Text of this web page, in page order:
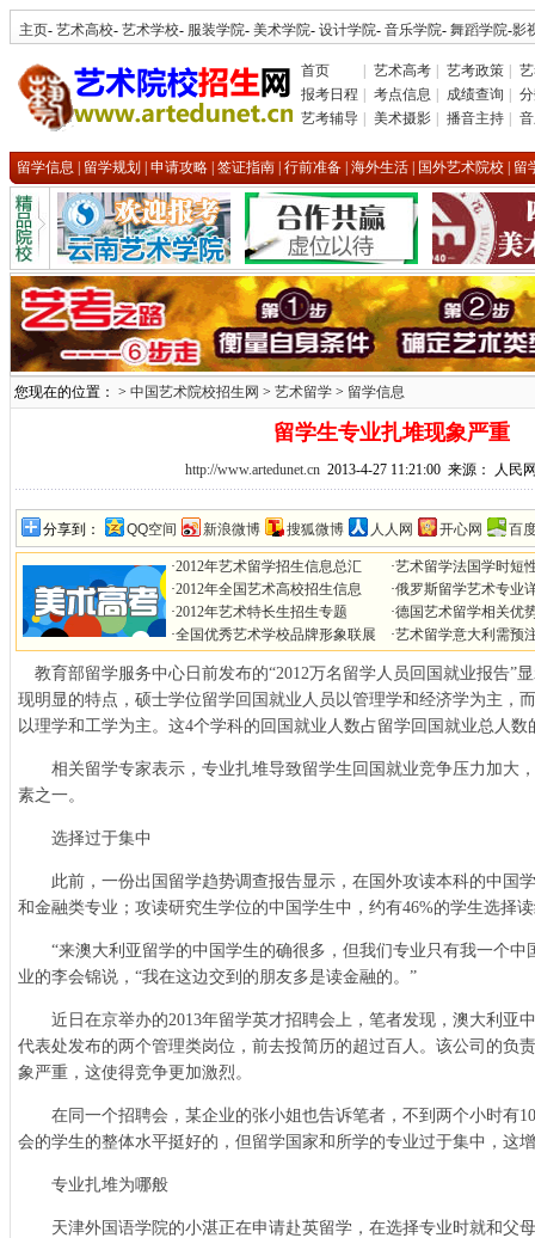
主页- 艺术高校- 艺术学校- 服装学院- 美术学院- 设计学院- 音乐学院- 舞蹈学院-影
首页 艺术高考 艺考政策
报考日程
考点信息 成绩查询
艺考辅导
美术摄影 播音主持
留学信息 留学规划 申请攻略 签证指南 行前准备 海外生活 国外艺术院校 留
您现在的位置： > 中国艺术院校招生网 > 艺术留学 > 留学信息
留学生专业扎堆现象严重
http://www.artedunet.cn2013-4-27 11:21:00 来源： 人民
分享到： QQ空间 新浪微博 搜狐微博 人人网 开心网 百
·2012年艺术留学招生信息总汇
·2012年全国艺术高校招生信息
·2012年艺术特长生招生专题
·全国优秀艺术学校品牌形象联展
·艺术留学法国学时短
·俄罗斯留学艺术专业
·德国艺术留学相关优
·艺术留学意大利需预
教育部留学服务中心日前发布的“2012万名留学人员回国就业报告”
现明显的特点，硕士学位留学回国就业人员以管理学和经济学为主，
以理学和工学为主。这4个学科的回国就业人数占留学回国就业总人数
相关留学专家表示，专业扎堆导致留学生回国就业竞争压力加大，
素之一。
选择过于集中
此前，一份出国留学趋势调查报告显示，在国外攻读本科的中国学
和金融类专业；攻读研究生学位的中国学生中，约有46%的学生选择
“来澳大利亚留学的中国学生的确很多，但我们专业只有我一个中
业的李会锦说，“我在这边交到的朋友多是读金融的。”
近日在京举办的2013年留学英才招聘会上，笔者发现，澳大利亚
代表处发布的两个管理类岗位，前去投简历的超过百人。该公司的负
象严重，这使得竞争更加激烈。
在同一个招聘会，某企业的张小姐也告诉笔者，不到两个小时有
会的学生的整体水平挺好的，但留学国家和所学的专业过于集中，这
专业扎堆为哪般
天津外国语学院的小湛正在申请赴英留学，在选择专业时就和父